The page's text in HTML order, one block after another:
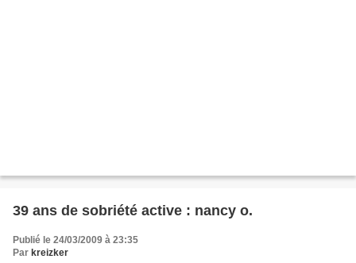
39 ans de sobriété active : nancy o.
Publié le 24/03/2009 à 23:35
Par kreizker